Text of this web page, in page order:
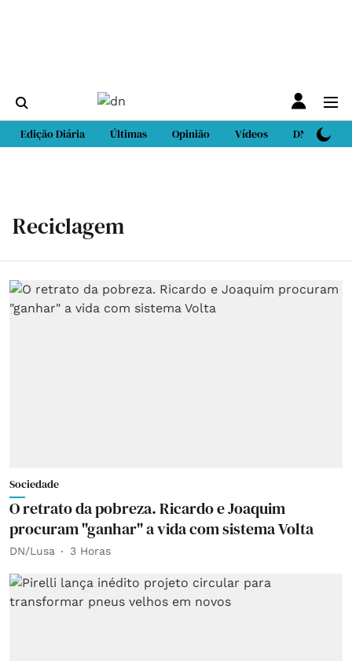
Edição Diária Últimas Opinião Vídeos DN Sport
Reciclagem
Sociedade
O retrato da pobreza. Ricardo e Joaquim
procuram "ganhar" a vida com sistema Volta
DN/Lusa 3 Horas